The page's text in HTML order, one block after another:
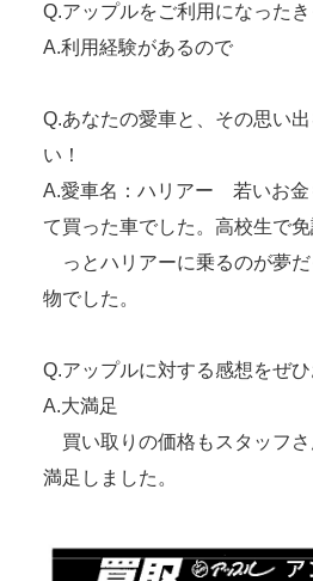
Q.アップルをご利用になったき
A.利用経験があるので
Q.あなたの愛車と、その思い
い！
A.愛車名：ハリアー 若いお金
て買った車でした。高校生で
っとハリアーに乗るのが夢
物でした。
Q.アップルに対する感想をぜ
A.大満足
買い取りの価格もスタッフ
満足しました。